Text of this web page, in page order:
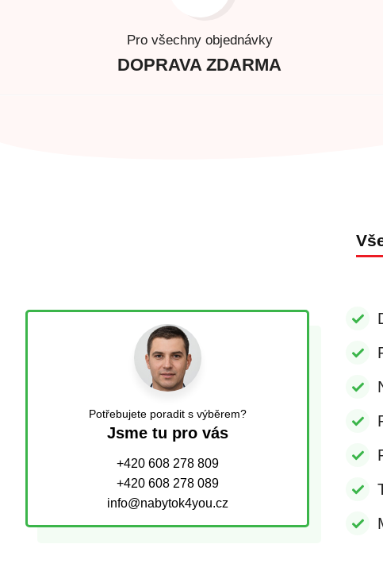
Pro všechny objednávky
DOPRAVA ZDARMA
Potřebujete poradit s výběrem?
Jsme tu pro vás
+420 608 278 809
+420 608 278 089
info@nabytok4you.cz